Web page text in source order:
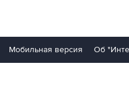
Мобильная версия Об